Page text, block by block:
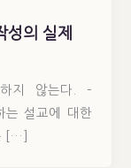
성의 실제
지 않는다. –
는 설교에 대한
[…]